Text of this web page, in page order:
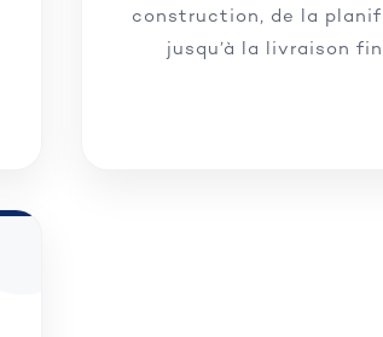
construction, de la
jusqu’à la livraison